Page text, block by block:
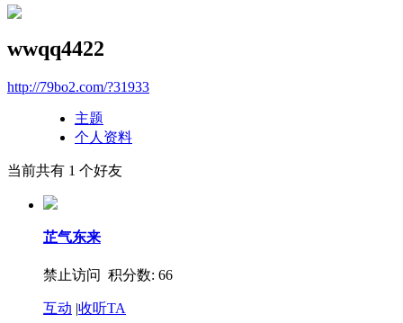
wwqq4422
http://79bo2.com/?31933
主题
个人资料
当前共有 1 个好友
芷气东来
禁止访问 积分数: 66
互动 |收听TA